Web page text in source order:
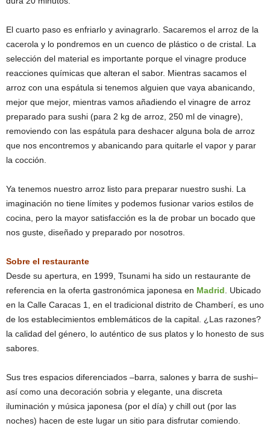
El cuarto paso es enfriarlo y avinagrarlo. Sacaremos el arroz de la
cacerola y lo pondremos en un cuenco de plástico o de cristal. La
selección del material es importante porque el vinagre produce
reacciones químicas que alteran el sabor. Mientras sacamos el
arroz con una espátula si tenemos alguien que vaya abanicando,
mejor que mejor, mientras vamos añadiendo el vinagre de arroz
preparado para sushi (para 2 kg de arroz, 250 ml de vinagre),
removiendo con las espátula para deshacer alguna bola de arroz
que nos encontremos y abanicando para quitarle el vapor y parar
la cocción.
Ya tenemos nuestro arroz listo para preparar nuestro sushi. La
imaginación no tiene límites y podemos fusionar varios estilos de
cocina, pero la mayor satisfacción es la de probar un bocado que
nos guste, diseñado y preparado por nosotros.
Sobre el restaurante
Desde su apertura, en 1999, Tsunami ha sido un restaurante de
referencia en la oferta gastronómica japonesa en Madrid . Ubicado
en la Calle Caracas 1, en el tradicional distrito de Chamberí, es uno
de los establecimientos emblemáticos de la capital. ¿Las razones?
la calidad del género, lo auténtico de sus platos y lo honesto de sus
sabores.
Sus tres espacios diferenciados –barra, salones y barra de sushi–
así como una decoración sobria y elegante, una discreta
iluminación y música japonesa (por el día) y chill out (por las
noches) hacen de este lugar un sitio para disfrutar comiendo.